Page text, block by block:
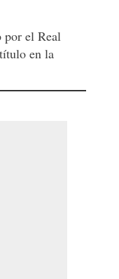
el Real
en la